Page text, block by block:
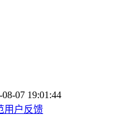
08-07 19:01:44
用户反馈